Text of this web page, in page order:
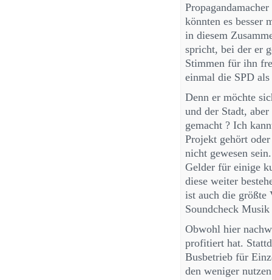
könnten es besser
in diesem
spricht, bei der er
Stimmen für ihn
einmal die SPD
Denn er möchte
und der Stadt,
gemacht ? Ich
Projekt gehört
nicht gewesen
Gelder für einige
diese weiter
ist auch die größte
Soundcheck
Obwohl hier
profitiert hat.
Busbetrieb für
den weniger